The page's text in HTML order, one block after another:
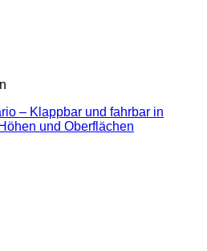
– Klappbar und fahrbar in
und Oberflächen